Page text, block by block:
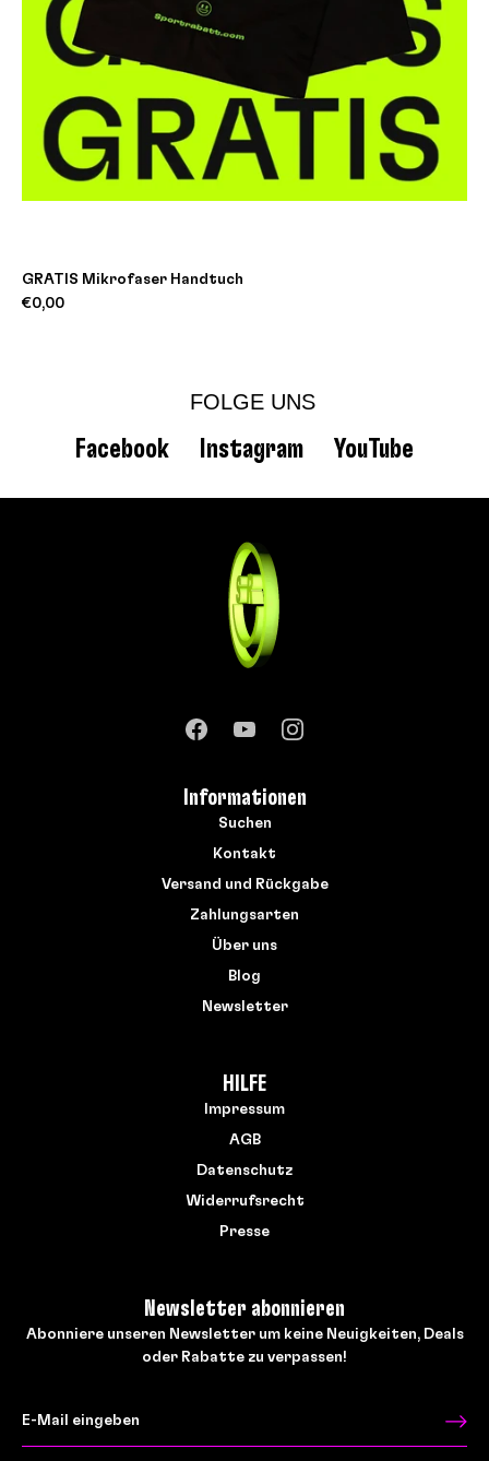
GRATIS Mikrofaser Handtuch
€0,00
FOLGE UNS
Facebook Instagram YouTube
Informationen
Suchen
Kontakt
Versand und Rückgabe
Zahlungsarten
Über uns
Blog
Newsletter
HILFE
Impressum
AGB
Datenschutz
Widerrufsrecht
Presse
Newsletter abonnieren
Abonniere unseren Newsletter um keine Neuigkeiten, Deals
oder Rabatte zu verpassen!